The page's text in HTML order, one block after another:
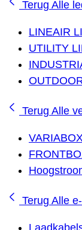
Terug Alle
LINEAIR
UTILITY
Terug Alle
Terug Alle